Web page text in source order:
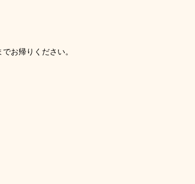
お帰りください。